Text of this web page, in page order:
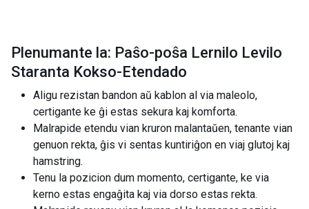
Plenumante la: Paŝo-poŝa Lernilo Levilo
Staranta Kokso-Etendado
Aligu rezistan bandon aŭ kablon al via maleolo,
certigante ke ĝi estas sekura kaj komforta.
Malrapide etendu vian kruron malantaŭen, tenante vian
genuon rekta, ĝis vi sentas kuntiriĝon en viaj glutoj kaj
hamstring.
Tenu la pozicion dum momento, certigante, ke via
kerno estas engaĝita kaj via dorso estas rekta.